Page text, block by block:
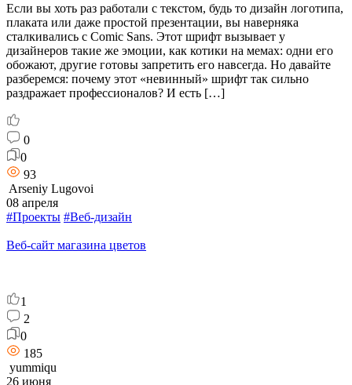
Если вы хоть раз работали с текстом, будь то дизайн логотипа,
плаката или даже простой презентации, вы наверняка
сталкивались с Comic Sans. Этот шрифт вызывает у
дизайнеров такие же эмоции, как котики на мемах: одни его
обожают, другие готовы запретить его навсегда. Но давайте
разберемся: почему этот «невинный» шрифт так сильно
раздражает профессионалов? И есть […]
0
0
93
Arseniy Lugovoi
08 апреля
#Проекты #Веб-дизайн
Веб-сайт магазина цветов
1
2
0
185
yummiqu
26 июня